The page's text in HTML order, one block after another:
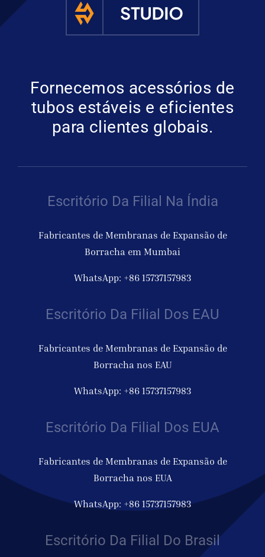
Fornecemos acessórios de
tubos estáveis e eficientes
para clientes globais.
Escritório Da Filial Na Índia
Fabricantes de Membranas de Expansão de
Borracha em Mumbai
WhatsApp: +86 15737157983
Escritório Da Filial Dos EAU
Fabricantes de Membranas de Expansão de
Borracha nos EAU
WhatsApp: +86 15737157983
Escritório Da Filial Dos EUA
Fabricantes de Membranas de Expansão de
Borracha nos EUA
WhatsApp: +86 15737157983
Escritório Da Filial Do Brasil